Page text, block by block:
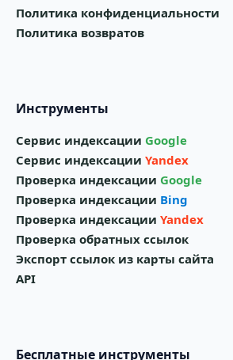
Политика конфиденциальности
Политика возвратов
Инструменты
Сервис индексации Google
Сервис индексации Yandex
Проверка индексации Google
Проверка индексации Bing
Проверка индексации Yandex
Проверка обратных ссылок
Экспорт ссылок из карты сайта
API
Бесплатные инструменты